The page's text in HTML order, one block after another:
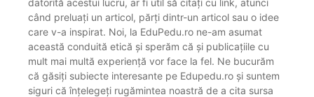
datorită acestui lucru, ar fi util să citați cu link, atunci
când preluați un articol, părți dintr-un articol sau o idee
care v-a inspirat. Noi, la EduPedu.ro ne-am asumat
această conduită etică și sperăm că și publicațiile cu
mult mai multă experiență vor face la fel. Ne bucurăm
că găsiți subiecte interesante pe Edupedu.ro și suntem
siguri că înțelegeți rugămintea noastră de a cita sursa